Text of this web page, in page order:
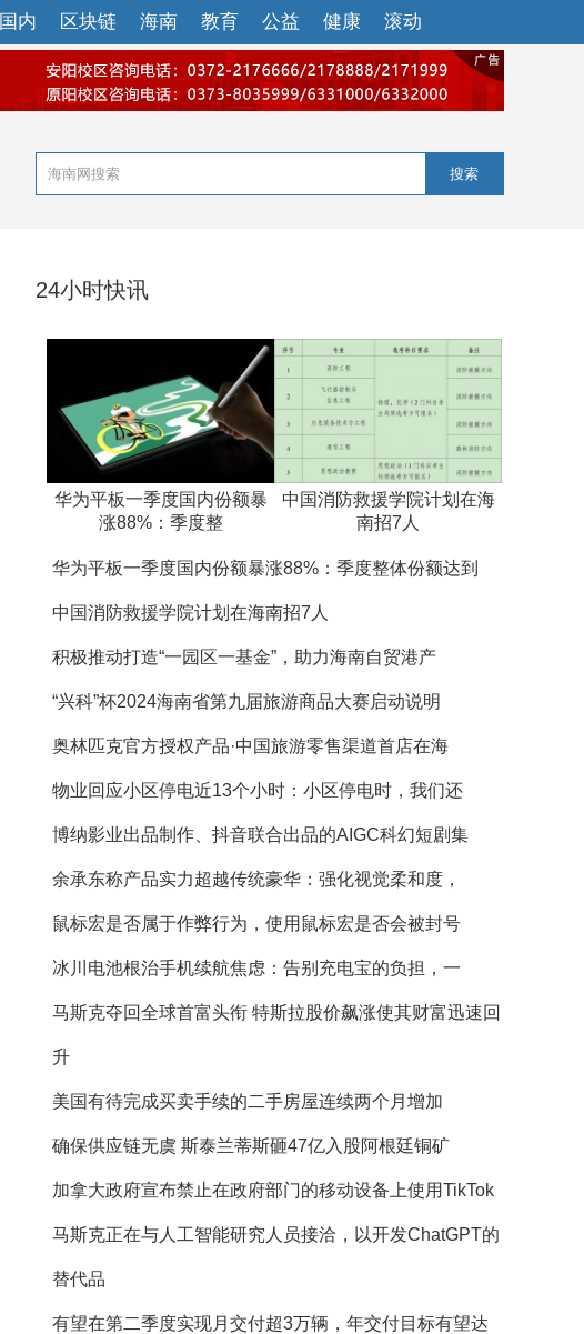
国内 区块链 海南 教育 公益 健康 滚动
搜索
24小时快讯
华为平板一季度国内份额暴
涨88%：季度整
中国消防救援学院计划在海
南招7人
华为平板一季度国内份额暴涨88%：季度整体份额达到
中国消防救援学院计划在海南招7人
积极推动打造“一园区一基金”，助力海南自贸港产
“兴科”杯2024海南省第九届旅游商品大赛启动说明
奥林匹克官方授权产品·中国旅游零售渠道首店在海
物业回应小区停电近13个小时：小区停电时，我们还
博纳影业出品制作、抖音联合出品的AIGC科幻短剧集
余承东称产品实力超越传统豪华：强化视觉柔和度，
鼠标宏是否属于作弊行为，使用鼠标宏是否会被封号
冰川电池根治手机续航焦虑：告别充电宝的负担，一
马斯克夺回全球首富头衔 特斯拉股价飙涨使其财富迅速回
升
美国有待完成买卖手续的二手房屋连续两个月增加
确保供应链无虞 斯泰兰蒂斯砸47亿入股阿根廷铜矿
加拿大政府宣布禁止在政府部门的移动设备上使用TikTok
马斯克正在与人工智能研究人员接洽，以开发ChatGPT的
替代品
有望在第二季度实现月交付超3万辆，年交付目标有望达